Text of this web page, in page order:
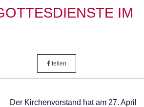
IM
teilen
Der Kirchenvorstand hat am 27. April